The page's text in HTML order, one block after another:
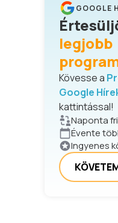
GOOGLE
legjobb
Kövesse a
Google
kattintással!
Naponta
Évente
Ingyenes